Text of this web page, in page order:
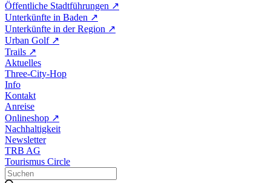
Öffentliche Stadtführungen ↗
Unterkünfte in Baden ↗
Unterkünfte in der Region ↗
Urban Golf ↗
Trails ↗
Aktuelles
Three-City-Hop
Info
Kontakt
Anreise
Onlineshop ↗
Nachhaltigkeit
Newsletter
TRB AG
Tourismus Circle